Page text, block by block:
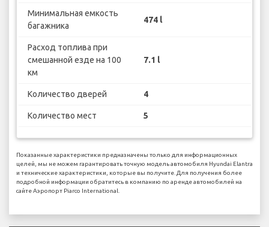
Минимальная емкость
багажника
474 l
Расход топлива при
смешанной езде на 100
км
7.1 l
Количество дверей 4
Количество мест 5
Показанные характеристики предназначены только для информационных
целей, мы не можем гарантировать точную модель автомобиля Hyundai Elantra
и технические характеристики, которые вы получите. Для получения более
подробной информации обратитесь в компанию по аренде автомобилей на
сайте Аэропорт Piarco International.